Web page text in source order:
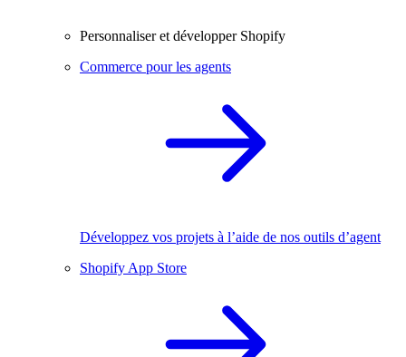
Personnaliser et développer Shopify
Commerce pour les agents
Développez vos projets à l’aide de nos outils d’agent
Shopify App Store